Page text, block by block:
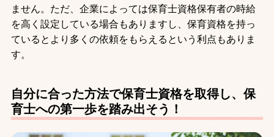
ません。ただ、企業によっては保育士資格保有者の時給
を高く設定している場合もありますし、保育資格を持っ
ているとより多くの依頼をもらえるという利点もありま
す。
自分に合った方法で保育士資格を取得し、保
育士への第一歩を踏み出そう！